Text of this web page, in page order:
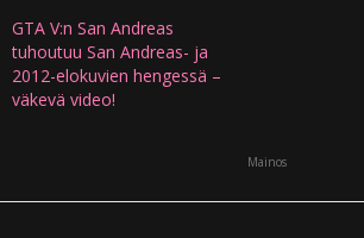
GTA V:n San Andreas
tuhoutuu San Andreas- ja
2012-elokuvien hengessä –
väkevä video!
Mainos